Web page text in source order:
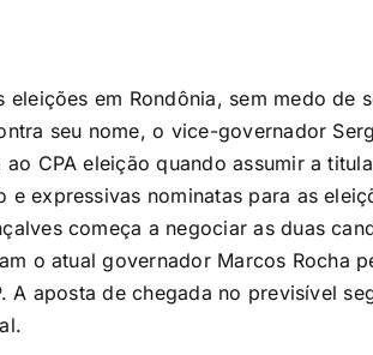
eleições em Rondônia, sem medo de
seu nome, o vice-governador
ao CPA eleição quando assumir a
e expressivas nominatas para as
começa a negociar as duas
o atual governador Marcos Rocha
A aposta de chegada no previsível